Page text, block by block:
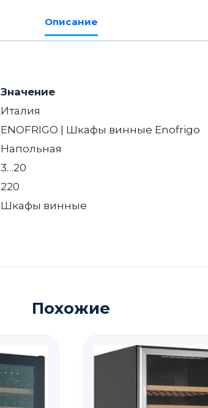
белый
Описание
Значение
Италия
ENOFRIGO | Шкафы винные Enofrigo
Напольная
3…20
220
Шкафы винные
Похожие